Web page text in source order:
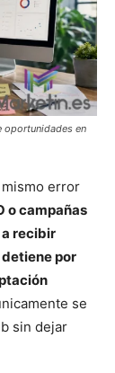
oportunidades en
error
o campañas
recibir
por
se
sin dejar